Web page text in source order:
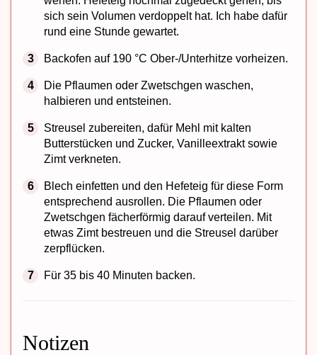
sich sein Volumen verdoppelt hat. Ich habe dafür
rund eine Stunde gewartet.
Backofen auf 190 °C Ober-/Unterhitze vorheizen.
Die Pflaumen oder Zwetschgen waschen,
halbieren und entsteinen.
Streusel zubereiten, dafür Mehl mit kalten
Butterstücken und Zucker, Vanilleextrakt sowie
Zimt verkneten.
Blech einfetten und den Hefeteig für diese Form
entsprechend ausrollen. Die Pflaumen oder
Zwetschgen fächerförmig darauf verteilen. Mit
etwas Zimt bestreuen und die Streusel darüber
zerpflücken.
Für 35 bis 40 Minuten backen.
Notizen